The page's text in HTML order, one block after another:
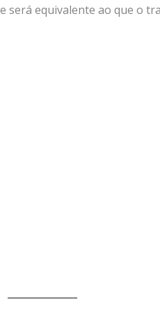
será equivalente ao que o